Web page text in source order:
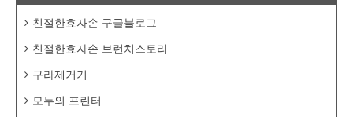
친절한효자손 구글블로그
친절한효자손 브런치스토리
구라제거기
모두의 프린터